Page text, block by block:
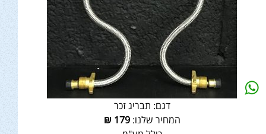
דגם: תבריג זכר
המחיר שלנו:179
₪